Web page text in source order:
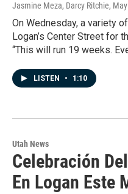
Jasmine Meza, Darcy Ritchie,
On Wednesday, a variety
Logan’s Center Street for
“This will run 19 weeks.
LISTEN • 1:10
Utah News
Celebración
En Logan Este